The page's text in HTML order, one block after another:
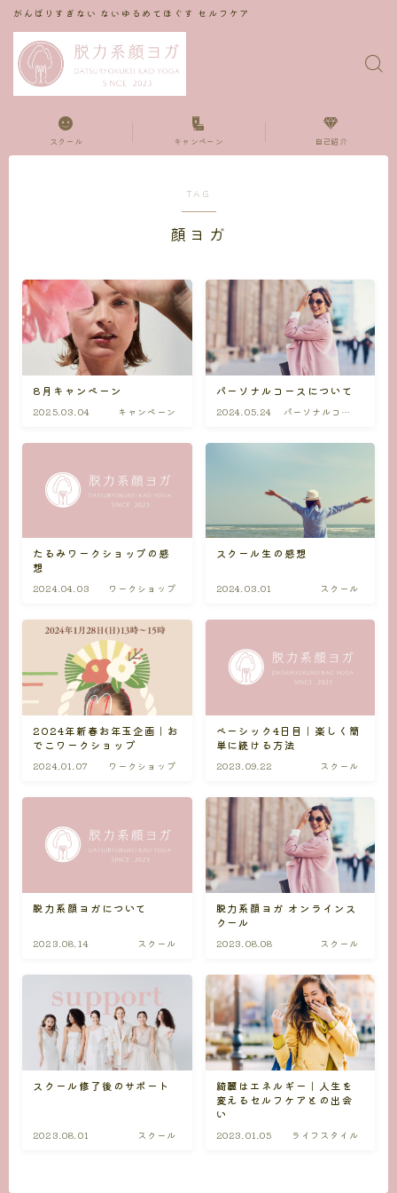
がんばりすぎない ないゆるめてほぐす セルフケア
スクール キャンペーン 自己紹介
TAG
顔ヨガ
8月キャンペーン
2025.03.04 キャンペーン
パーソナルコースについて
2024.05.24
パーソナルコー
たるみワークショップの感
想
2024.04.03 ワークショップ
スクール生の感想
2024.03.01 スクール
2024年新春お年玉企画｜お
でこワークショップ
2024.01.07 ワークショップ
ベーシック4日目｜楽しく簡
単に続ける方法
2023.09.22 スクール
脱力系顔ヨガについて
2023.08.14 スクール
脱力系顔ヨガ オンラインス
クール
2023.08.08 スクール
スクール修了後のサポート
2023.08.01 スクール
綺麗はエネルギー｜人生を
変えるセルフケアとの出会
い
2023.01.05 ライフスタイル